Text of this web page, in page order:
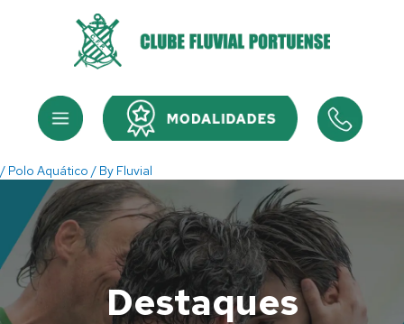
Menu Menu
/ Polo Aquático / By Fluvial
Destaques